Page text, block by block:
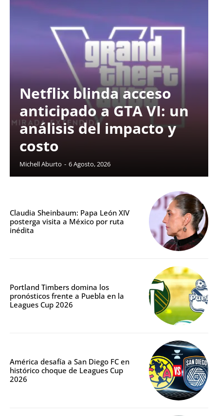
Netflix blinda acceso
anticipado a GTA VI: un
análisis del impacto y
costo
Michell Aburto - 6 Agosto, 2026
Claudia Sheinbaum: Papa León XIV
posterga visita a México por ruta
inédita
Portland Timbers domina los
pronósticos frente a Puebla en la
Leagues Cup 2026
América desafía a San Diego FC en
histórico choque de Leagues Cup
2026